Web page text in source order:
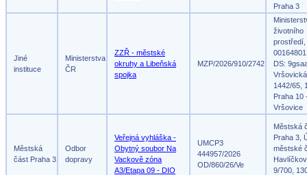
Praha 3
Jiné
instituce
Ministerstva
ČR
ZZŘ - městské
okruhy a Libeňská
spojka
MZP/2026/910/2742
životního
prostředí,
00164801
DS:
Vršovická
1442/65,
Praha 10
Vršovice
Městská
část Praha 3
Odbor
dopravy
Veřejná vyhláška -
Obytný soubor Na
Vackově zóna
A3/Etapa 09 - DIO
UMCP3
444957/2026
OD/860/26/Ve
Městská
Praha 3,
městské
9/700,